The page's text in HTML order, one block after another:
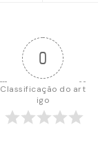
0
Classificação do art
igo